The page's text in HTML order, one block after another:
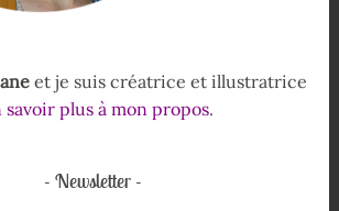
et je suis créatrice et illustratrice
savoir plus à mon propos.
Newsletter